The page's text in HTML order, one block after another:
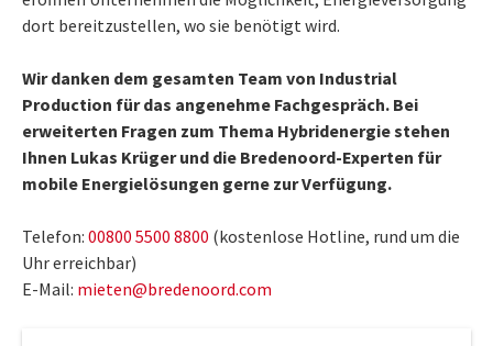
dort bereitzustellen, wo sie benötigt wird.
Wir danken dem gesamten Team von Industrial
Production für das angenehme Fachgespräch. Bei
erweiterten Fragen zum Thema Hybridenergie stehen
Ihnen Lukas Krüger und die Bredenoord-Experten für
mobile Energielösungen gerne zur Verfügung.
Telefon: 00800 5500 8800 (kostenlose Hotline, rund um die
Uhr erreichbar)
E-Mail: mieten@bredenoord.com